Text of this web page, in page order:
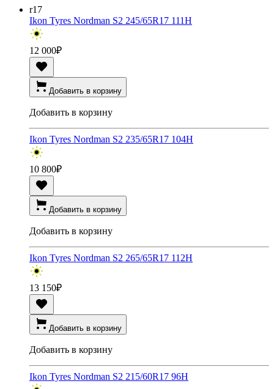
r17
Ikon Tyres Nordman S2 245/65R17 111H
12 000₽
Добавить в корзину
Добавить в корзину
Ikon Tyres Nordman S2 235/65R17 104H
10 800₽
Добавить в корзину
Добавить в корзину
Ikon Tyres Nordman S2 265/65R17 112H
13 150₽
Добавить в корзину
Добавить в корзину
Ikon Tyres Nordman S2 215/60R17 96H